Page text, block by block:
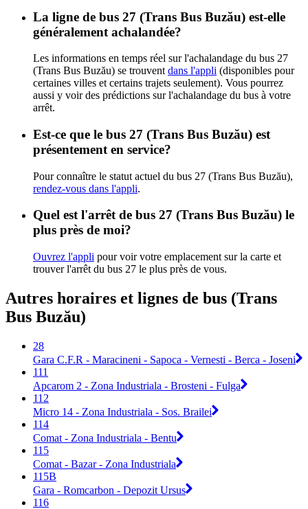
La ligne de bus 27 (Trans Bus Buzău) est-elle
généralement achalandée?
Les informations en temps réel sur l'achalandage du bus 27
(Trans Bus Buzău) se trouvent dans l'appli (disponibles pour
certaines villes et certains trajets seulement). Vous pourrez
aussi y voir des prédictions sur l'achalandage du bus à votre
arrêt.
Est-ce que le bus 27 (Trans Bus Buzău) est
présentement en service?
Pour connaître le statut actuel du bus 27 (Trans Bus Buzău),
rendez-vous dans l'appli.
Quel est l'arrêt de bus 27 (Trans Bus Buzău) le
plus près de moi?
Ouvrez l'appli pour voir votre emplacement sur la carte et
trouver l'arrêt du bus 27 le plus près de vous.
Autres horaires et lignes de bus (Trans
Bus Buzău)
28
Gara C.F.R - Maracineni - Sapoca - Vernesti - Berca - Joseni
111
Apcarom 2 - Zona Industriala - Brosteni - Fulga
112
Micro 14 - Zona Industriala - Sos. Brailei
114
Comat - Zona Industriala - Bentu
115
Comat - Bazar - Zona Industriala
115B
Gara - Romcarbon - Depozit Ursus
116